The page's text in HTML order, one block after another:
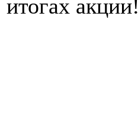
итогах акции!